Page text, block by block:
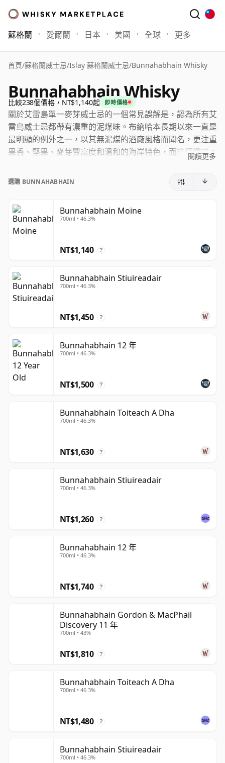
蘇格蘭 愛爾蘭 日本 美國 全球 更多
首頁/蘇格蘭威士忌/Islay 蘇格蘭威士忌/Bunnahabhain Whisky
Bunnahabhain Whisky
比較238個價格，NT$1,140起 即時價格
關於艾雷島單一麥芽威士忌的一個常見誤解是，認為所有艾
雷島威士忌都帶有濃重的泥煤味。布納哈本長期以來一直是
最明顯的例外之一，以其無泥煤的酒廠風格而聞名，更注重
果香、堅果、麥芽豐富度和溫和的海岸特色，而非煙燻味。
的威士忌將柔和易飲與真正的深度和複雜性完美結合。
典的布納哈本12年威士忌以46.3%酒精度裝瓶，未經冷凝過
濾且保持天然色澤，其風味特色建立在甜美果香、堅果、香
草和精緻海洋氣息的基礎上。這些選擇幫助酒廠在重視風味
與品質並重的威士忌愛好者中贏得了忠實的追隨者。
於單一風格。泥煤版本也是其更廣泛產品系列的一部分，但
對大多數飲者而言，柔和、海岸清新和內斂豐富的結合仍然
的地方，布納哈本仍然是一個重要的提醒，證明這座島嶼能
閱讀更多
選購 BUNNAHABHAIN
Bunnahabhain Moine
700ml • 46.3%
NT$1,140 ?
Bunnahabhain Stiuireadair
700ml • 46.3%
NT$1,450 ?
Bunnahabhain 12 年
700ml • 46.3%
NT$1,500 ?
Bunnahabhain Toiteach A Dha
700ml • 46.3%
NT$1,630 ?
Bunnahabhain Stiuireadair
700ml • 46.3%
NT$1,260 ?
Bunnahabhain 12 年
700ml • 46.3%
NT$1,740 ?
Bunnahabhain Gordon & MacPhail
Discovery 11 年
700ml • 43%
NT$1,810 ?
Bunnahabhain Toiteach A Dha
700ml • 46.3%
NT$1,480 ?
Bunnahabhain Stiuireadair
700ml • 46.3%